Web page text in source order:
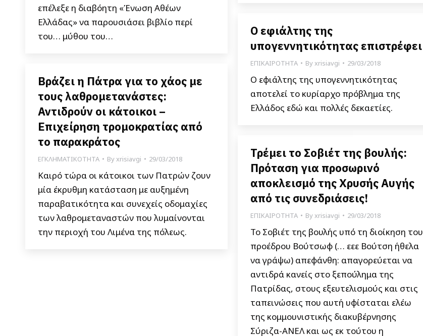
επέλεξε η διαβόητη «Ένωση Αθέων
Ελλάδας» να παρουσιάσει βιβλίο περί
του… μύθου του…
Ο εφιάλτης της
υπογεννητικότητας επιστρέφει
ΕΠΙΚΑΙΡΟΤΗΤΑ Byxrisiavgi 29/03/2018
Ο εφιάλτης της υπογεννητικότητας
αποτελεί το κυρίαρχο πρόβλημα της
Ελλάδος εδώ και πολλές δεκαετίες.
Βράζει η Πάτρα για το χάος με
τους λαθρομετανάστες:
Αντιδρούν οι κάτοικοι –
Επιχείρηση τρομοκρατίας από
το παρακράτος
ΕΓΚΛΗΜΑΤΙΚΟΤΗΤΑ Byxrisiavgi 29/03/2018
Καιρό τώρα οι κάτοικοι των Πατρών ζουν
μία έκρυθμη κατάσταση με αυξημένη
παραβατικότητα και συνεχείς οδομαχίες
των λαθρομεταναστών που λυμαίνονται
την περιοχή του Λιμένα της πόλεως.
Τρέμει το Σοβιέτ της βουλής:
Πρόταση για προσωρινό
αποκλεισμό της Χρυσής Αυγής
από τις συνεδριάσεις!
ΕΠΙΚΑΙΡΟΤΗΤΑ Byxrisiavgi 29/03/2018
Το Σοβιέτ της βουλής υπό τη διοίκηση του
προέδρου Βούτσωφ (… εεε Βούτση ήθελα
να γράψω) απεφάνθη: απαγορεύεται να
αντιδρά κανείς στο ξεπούλημα της
Πατρίδας, στους εξευτελισμούς και στις
ταπεινώσεις που αυτή υφίσταται ελέω
της κομμουνιστικής διακυβέρνησης
Σύριζα-ΑΝΕΛ και ως εκ τούτου η